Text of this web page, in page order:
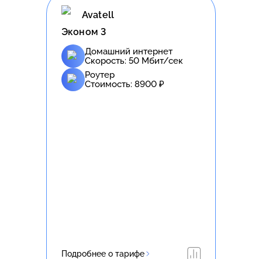
Avatell
Эконом 3
Домашний интернет
Скорость: 50 Мбит/сек
Роутер
Стоимость: 8900 ₽
Подробнее о тарифе